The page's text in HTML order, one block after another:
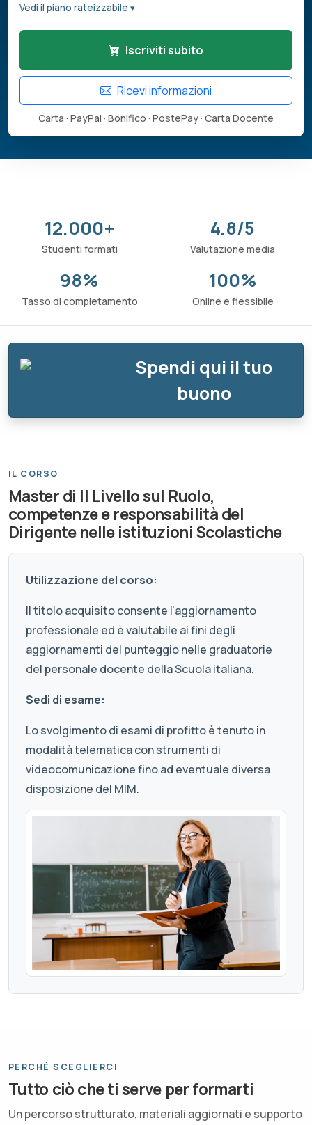
Vedi il piano rateizzabile ▾
Iscriviti subito
Ricevi informazioni
Carta · PayPal · Bonifico · PostePay · Carta Docente
12.000+
Studenti formati
4.8/5
Valutazione media
98%
Tasso di completamento
100%
Online e flessibile
Spendi qui il tuo
buono
IL CORSO
Master di II Livello sul Ruolo,
competenze e responsabilità del
Dirigente nelle istituzioni Scolastiche
Utilizzazione del corso:
Il titolo acquisito consente l'aggiornamento
professionale ed è valutabile ai fini degli
aggiornamenti del punteggio nelle graduatorie
del personale docente della Scuola italiana.
Sedi di esame:
Lo svolgimento di esami di profitto è tenuto in
modalità telematica con strumenti di
videocomunicazione fino ad eventuale diversa
disposizione del MIM.
PERCHÉ SCEGLIERCI
Tutto ciò che ti serve per formarti
Un percorso strutturato, materiali aggiornati e supporto